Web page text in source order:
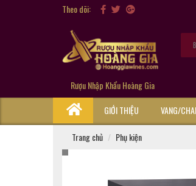
Theo dõi:
Rượu Nhập Khẩu Hoàng Gia
GIỚI THIỆU VANG/
Trang chủ Phụ kiện